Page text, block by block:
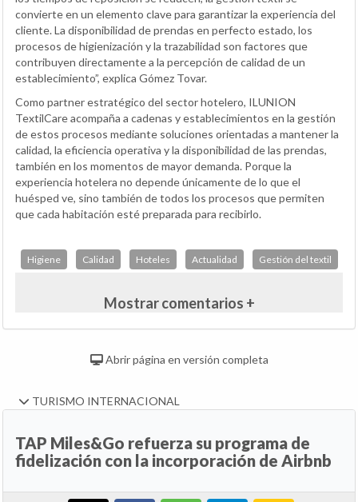
convierte en un elemento clave para garantizar la experiencia del
cliente. La disponibilidad de prendas en perfecto estado, los
procesos de higienización y la trazabilidad son factores que
contribuyen directamente a la percepción de calidad de un
establecimiento”, explica Gómez Tovar.
Como partner estratégico del sector hotelero, ILUNION
TextilCare acompaña a cadenas y establecimientos en la gestión
de estos procesos mediante soluciones orientadas a mantener la
calidad, la eficiencia operativa y la disponibilidad de las prendas,
también en los momentos de mayor demanda. Porque la
experiencia hotelera no depende únicamente de lo que el
huésped ve, sino también de todos los procesos que permiten
que cada habitación esté preparada para recibirlo.
Higiene Calidad Hoteles Actualidad Gestión del textil
Mostrar comentarios +
Abrir página en versión completa
TURISMO INTERNACIONAL
TAP Miles&Go refuerza su programa de
fidelización con la incorporación de Airbnb